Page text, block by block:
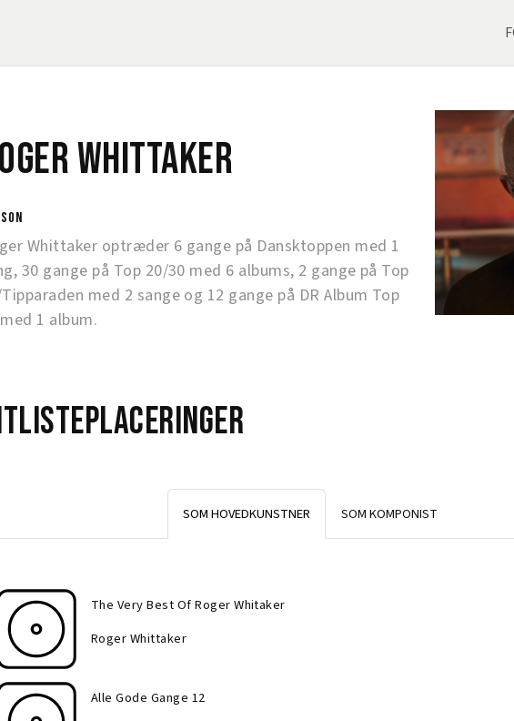
Whittaker
Whittaker optræder 6 gange på Dansktoppen med 1
30 gange på Top 20/30 med 6 albums, 2 gange på Top
med 2 sange og 12 gange på DR Album Top
1 album.
SOM HOVEDKUNSTNER SOM KOMPONIST
The Very Best Of Roger Whitaker
Roger Whittaker
Alle Gode Gange 12